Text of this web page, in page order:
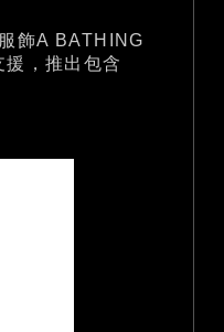
飾A BATHING
，推出包含